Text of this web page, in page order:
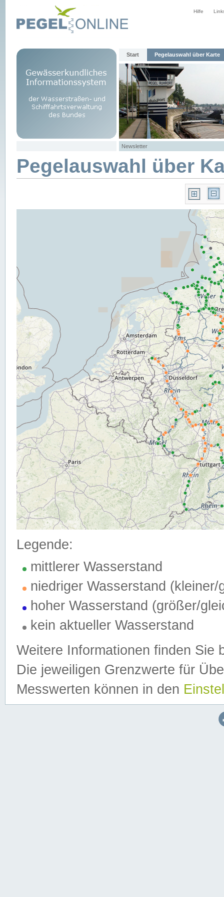
Hilfe
Start Pegelauswahl über Karte
Newsletter
Pegelauswahl über
Legende:
mittlerer Wasserstand
niedriger Wasserstand (kleiner/
hoher Wasserstand (größer/
kein aktueller Wasserstand
Weitere Informationen finden Sie
Die jeweiligen Grenzwerte für
Messwerten können in den